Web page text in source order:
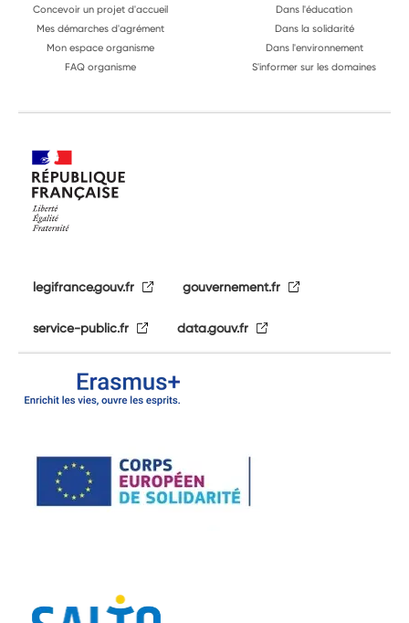
Concevoir un projet d'accueil
Mes démarches d'agrément
Mon espace organisme
FAQ organisme
Dans l'éducation
Dans la solidarité
Dans l'environnement
S'informer sur les domaines
legifrance.gouv.fr gouvernement.fr
service-public.fr data.gouv.fr